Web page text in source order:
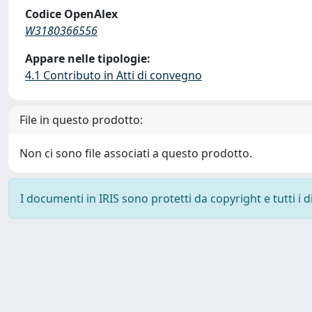
Codice OpenAlex
W3180366556
Appare nelle tipologie:
4.1 Contributo in Atti di convegno
File in questo prodotto:
Non ci sono file associati a questo prodotto.
I documenti in IRIS sono protetti da copyright e tutti i